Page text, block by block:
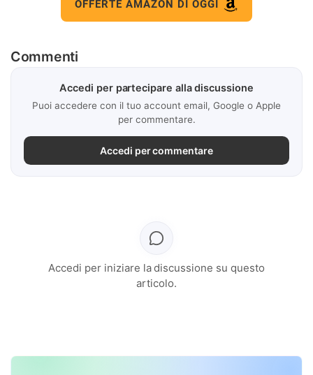
OFFERTE AMAZON DI OGGI
Commenti
Accedi per partecipare alla discussione
Puoi accedere con il tuo account email, Google o Apple
per commentare.
Accedi per commentare
Accedi per iniziare la discussione su questo
articolo.